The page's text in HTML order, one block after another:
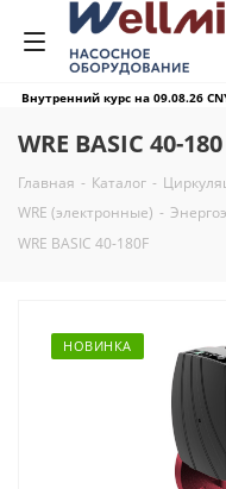
Внутренний курс на 09.08.26
WRE BASIC 40-
Главная - Каталог -
WRE (электронные) -
WRE BASIC 40-180F
НОВИНКА